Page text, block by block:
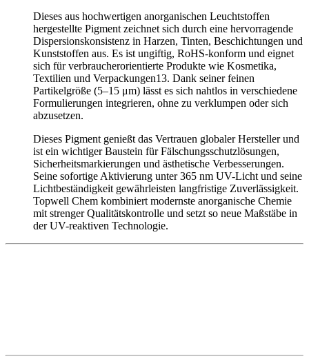
Dieses aus hochwertigen anorganischen Leuchtstoffen
hergestellte Pigment zeichnet sich durch eine hervorragende
Dispersionskonsistenz in Harzen, Tinten, Beschichtungen und
Kunststoffen aus. Es ist ungiftig, RoHS-konform und eignet
sich für verbraucherorientierte Produkte wie Kosmetika,
Textilien und Verpackungen13. Dank seiner feinen
Partikelgröße (5–15 μm) lässt es sich nahtlos in verschiedene
Formulierungen integrieren, ohne zu verklumpen oder sich
abzusetzen.
Dieses Pigment genießt das Vertrauen globaler Hersteller und
ist ein wichtiger Baustein für Fälschungsschutzlösungen,
Sicherheitsmarkierungen und ästhetische Verbesserungen.
Seine sofortige Aktivierung unter 365 nm UV-Licht und seine
Lichtbeständigkeit gewährleisten langfristige Zuverlässigkeit.
Topwell Chem kombiniert modernste anorganische Chemie
mit strenger Qualitätskontrolle und setzt so neue Maßstäbe in
der UV-reaktiven Technologie.